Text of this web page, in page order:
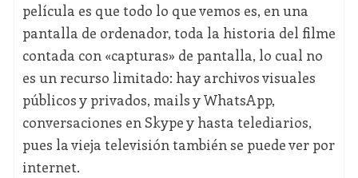
película es que todo lo que vemos es, en una
pantalla de ordenador, toda la historia del filme
contada con «capturas» de pantalla, lo cual no
es un recurso limitado: hay archivos visuales
públicos y privados, mails y WhatsApp,
conversaciones en Skype y hasta telediarios,
pues la vieja televisión también se puede ver por
internet.